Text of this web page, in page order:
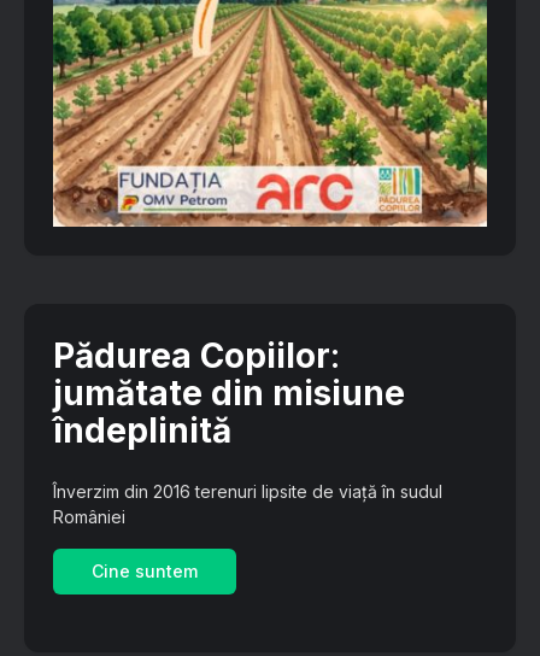
Pădurea Copiilor:
jumătate din misiune
îndeplinită
Înverzim din 2016 terenuri lipsite de viață în sudul
României
Cine suntem